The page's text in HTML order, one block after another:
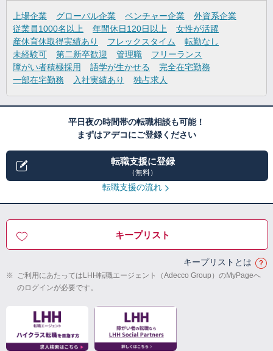
上場企業 グローバル企業 ベンチャー企業
外資系企業
従業員1000名以上
年間休日120日以上
女性が活躍
産休育休取得実績あり
フレックスタイム
転勤なし
未経験可
第二新卒歓迎 管理職
フリーランス
障がい者積極採用
語学が生かせる
完全在宅勤務
一部在宅勤務
入社実績あり 独占求人
平日夜の時間帯の転職相談も可能！
まずはアデコにご登録ください
転職支援に登録
（無料）
転職支援の流れ
キープリスト
キープリストとは
※ ご利用にあたってはLHH転職エージェント（Adecco Group）のMyPageへ
のログインが必要です。